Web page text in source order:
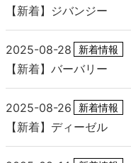
【新着】ジバンジー
2025-08-28 新着情報
【新着】バーバリー
2025-08-26 新着情報
【新着】ディーゼル